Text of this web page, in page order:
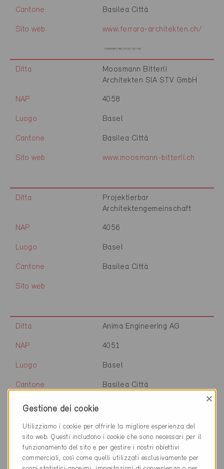
Cantone Basilea Città
Sito web www.ferrara-architekten.ch/
Ditta
Moosmann Bitterli
Architekten SIA STV GmbH
NAP 4058
Luogo Basel
Cantone Basilea Città
Sito web www.moosmann-bitterli.ch
Ditta
Projektierbar
Architektengemeinschaft
NAP 4056
Luogo Basel
Cantone Basilea Città
Sito web
Ditta Anima Engineering AG
NAP 4051
Luogo Basel
Cantone Basilea Città
Sito web
Ditta herrmann & partner
4051
Gestione dei cookie
×
Utilizziamo i cookie per offrirle la migliore esperienza del
sito web. Questi includono i cookie che sono necessari per il
funzionamento del sito e per gestire i nostri obiettivi
commerciali, così come quelli utilizzati esclusivamente per